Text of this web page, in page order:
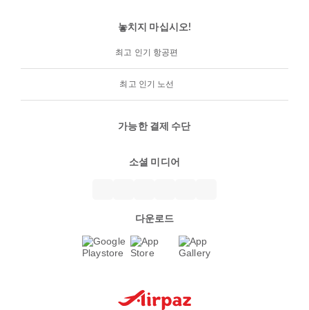
놓치지 마십시오!
최고 인기 항공편
최고 인기 노선
가능한 결제 수단
소셜 미디어
다운로드